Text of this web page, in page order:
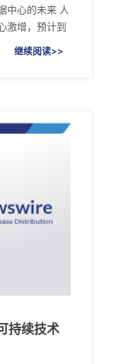
中心的未来 人
激增，预计到
继续阅读>>
持续技术